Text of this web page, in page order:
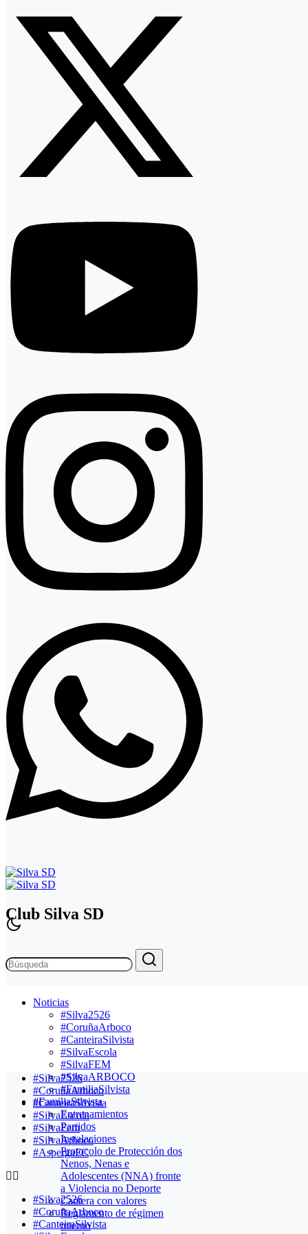
Club Silva SD
Noticias
#Silva2526
#CoruñaArboco
#CanteiraSilvista
#SilvaEscola
#SilvaFEM
#SilvaARBOCO
#FamiliaSilvista
#FamiliaSilvista
Entrenamientos
Partidos
Instalaciones
Protocolo de Protección dos
Nenos, Nenas e
Adolescentes (NNA) fronte
a Violencia no Deporte
Cantera con valores
Reglamento de régimen
interno
#Silva2526
#CoruñaArboco
#CanteiraSilvista
#SilvaEscola
#SilvaFem
#SilvaArboco
#AspergaFC
#Silva2526
#CoruñaArboco
#CanteiraSilvista